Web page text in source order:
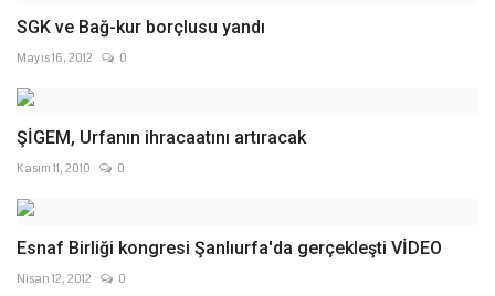
SGK ve Bağ-kur borçlusu yandı
Mayıs 16, 2012 0
ŞİGEM, Urfanın ihracaatını artıracak
Kasım 11, 2010 0
Esnaf Birliği kongresi Şanlıurfa'da gerçekleşti VİDEO
Nisan 12, 2012 0